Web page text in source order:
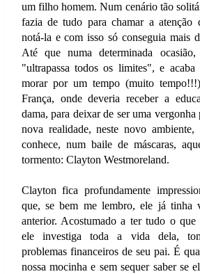
um filho homem. Num cenário tão
fazia de tudo para chamar a atenção
notá-la e com isso só conseguia mais
Até que numa determinada ocasião,
"ultrapassa todos os limites", e acaba
morar por um tempo (muito
França, onde deveria receber a
dama, para deixar de ser uma vergonha
nova realidade, neste novo ambiente,
conhece, num baile de máscaras,
tormento: Clayton Westmoreland.
Clayton fica profundamente
que, se bem me lembro, ele já tinha
anterior. Acostumado a ter tudo o que
ele investiga toda a vida dela,
problemas financeiros de seu pai. É
nossa mocinha e sem sequer saber se